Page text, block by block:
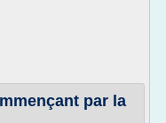
par la